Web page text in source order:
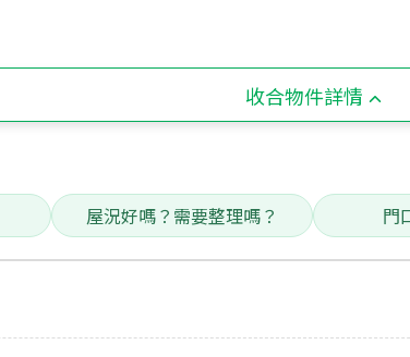
收合物件詳情
屋況好嗎？需要整理嗎？ 門